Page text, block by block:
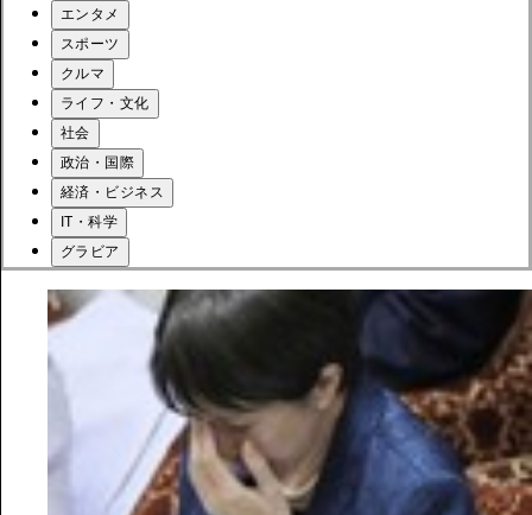
エンタメ
スポーツ
クルマ
ライフ・文化
社会
政治・国際
経済・ビジネス
IT・科学
グラビア